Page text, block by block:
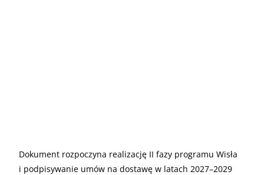
Dokument rozpoczyna realizację II fazy programu Wisła
i podpisywanie umów na dostawę w latach 2027–2029